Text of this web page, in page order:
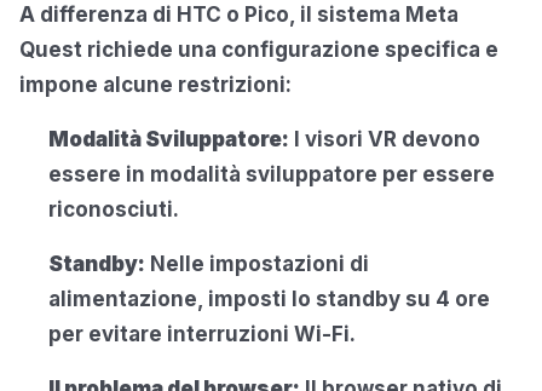
A differenza di HTC o Pico, il sistema Meta
Quest richiede una configurazione specifica e
impone alcune restrizioni:
Modalità Sviluppatore: I visori VR devono
essere in modalità sviluppatore per essere
riconosciuti.
Standby: Nelle impostazioni di
alimentazione, imposti lo standby su 4 ore
per evitare interruzioni Wi-Fi.